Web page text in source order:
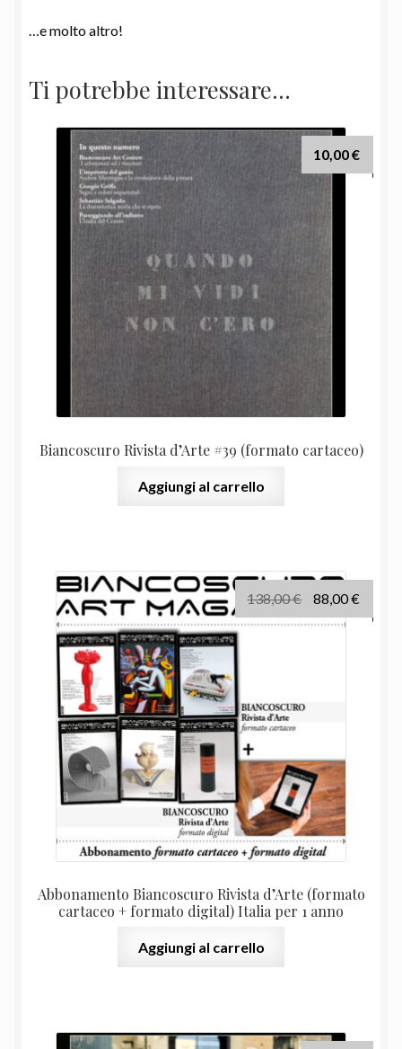
…e molto altro!
Ti potrebbe interessare…
Biancoscuro Rivista d’Arte #39 (formato cartaceo)
10,00€
Aggiungi al carrello
Abbonamento Biancoscuro Rivista d’Arte (formato
cartaceo + formato digital) Italia per 1 anno
138,00€
prezzo
88,00€
Aggiungi al carrello